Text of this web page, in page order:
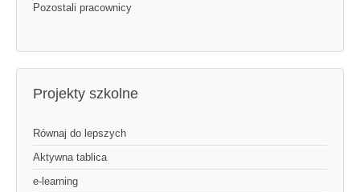
Pozostali pracownicy
Projekty szkolne
Równaj do lepszych
Aktywna tablica
e-learning